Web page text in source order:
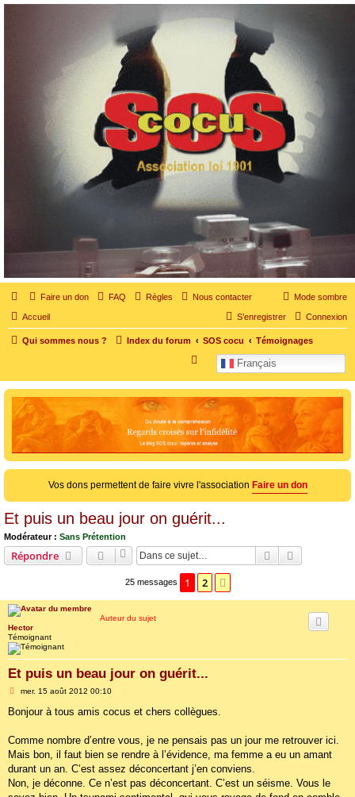
SOS cocu
SOS cocu est une association loi 1901 dont l'objet est le soutien aux victimes d'adultère.
Pouvoir parler, se confier, recevoir un soutien moral pour traverser une situation
personnelle douloureuse
Mode sombre
Faire un don FAQ Règles Nous contacter
Accueil Connexion
S’enregistrer
Qui sommes nous ? Index du forum SOS cocu Témoignages
Français
c
e
r
e
Vos dons permettent de faire vivre l'association Faire un don
Et puis un beau jour on guérit...
Modérateur : Sans Prétention
Répondre Rechercher
25 messages 1 2
Auteur du sujet
Hector
Témoignant
Et puis un beau jour on guérit...
M
s
g
mer. 15 août 2012 00:10
Bonjour à tous amis cocus et chers collègues.
Comme nombre d’entre vous, je ne pensais pas un jour me retrouver ici.
Mais bon, il faut bien se rendre à l’évidence, ma femme a eu un amant
durant un an. C’est assez déconcertant j’en conviens.
Non, je déconne. Ce n’est pas déconcertant. C’est un séisme. Vous le